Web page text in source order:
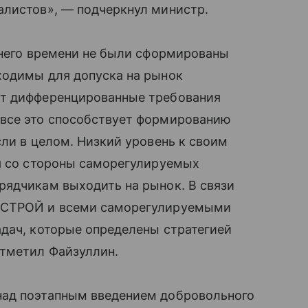
— подчеркнул министр.
времени не были сформированы
для допуска на рынок
дифференцированные требования
это способствует формированию
в целом. Низкий уровень к своим
со стороны саморегулируемых
выходить на рынок. В связи
и всеми саморегулируемыми
которые определены стратегией
Файзуллин.
поэтапным введением добровольного